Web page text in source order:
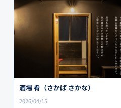
酒場 肴（さかば さかな）
2026/04/15